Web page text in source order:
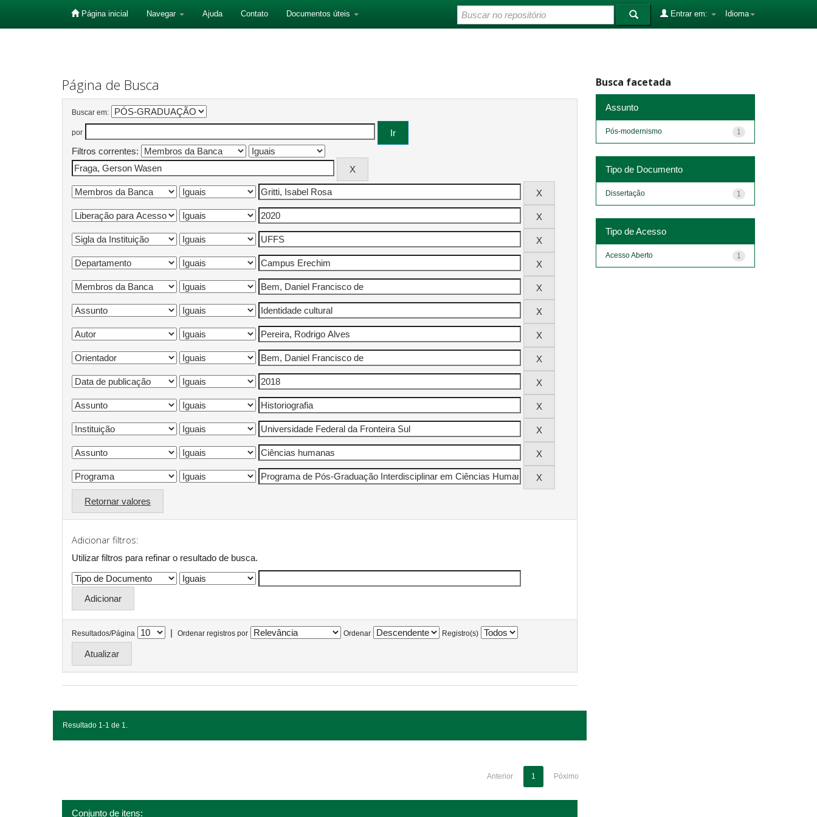
Página inicial Navegar Ajuda Contato Documentos úteis Idioma
Entrar em:
Página de Busca
Buscar em:
por
Filtros correntes:
Retornar valores
Adicionar filtros:
Utilizar filtros para refinar o resultado de busca.
Resultados/Página | Ordenar registros por Ordenar Registro(s)
Resultado 1-1 de 1.
Anterior 1 Póximo
Conjunto de itens:
Busca facetada
Assunto
1
Pós-modernismo
Tipo de Documento
1
Dissertação
Tipo de Acesso
1
Acesso Aberto